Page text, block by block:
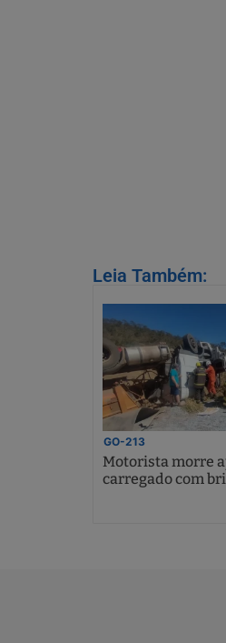
Leia Também:
GO-213
Motorista morre
carregado com